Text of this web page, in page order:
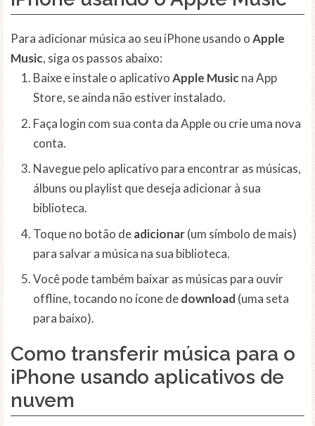
Para adicionar música ao seu iPhone usando oApple
Music, siga os passos abaixo:
Baixe e instale o aplicativoApple Musicna App
Store, se ainda não estiver instalado.
Faça login com sua conta da Apple ou crie uma nova
conta.
Navegue pelo aplicativo para encontrar as músicas,
álbuns ou playlist que deseja adicionar à sua
biblioteca.
Toque no botão deadicionar(um símbolo de mais)
para salvar a música na sua biblioteca.
Você pode também baixar as músicas para ouvir
offline, tocando no ícone dedownload (uma seta
para baixo).
Como transferir música para o
iPhone usando aplicativos de
nuvem